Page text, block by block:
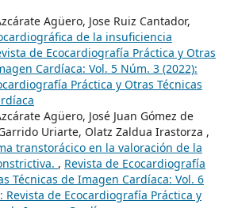
Agüero, Jose Ruiz Cantador,
de la insuficiencia
de Ecocardiografía Práctica y Otras
Cardíaca: Vol. 5 Núm. 3 (2022):
Práctica y Otras Técnicas
Agüero, José Juan Gómez de
Uriarte, Olatz Zaldua Irastorza ,
transtorácico en la valoración de la
, Revista de Ecocardiografía
Técnicas de Imagen Cardíaca: Vol. 6
Revista de Ecocardiografía Práctica y